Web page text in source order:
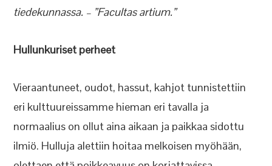
tiedekunnassa. – ”Facultas artium.”
Hullunkuriset perheet
Vieraantuneet, oudot, hassut, kahjot tunnistettiin
eri kulttuureissamme hieman eri tavalla ja
normaalius on ollut aina aikaan ja paikkaa sidottu
ilmiö. Hulluja alettiin hoitaa melkoisen myöhään,